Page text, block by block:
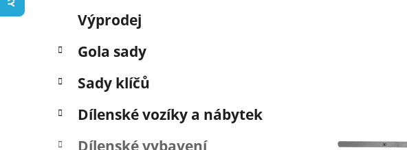
s
r
n
n
Přeskočit
kategorie
e
o
i
Výprodej
Gola sady
Sady klíčů
Dílenské vozíky a nábytek
Dílenské vybavení